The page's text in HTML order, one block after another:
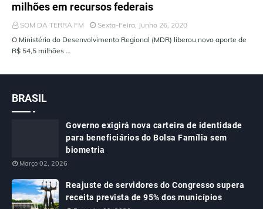
milhões em recursos federais
SOM DA TERRA FM
Sexta-Feira, Junho 26, 2020
O Ministério do Desenvolvimento Regional (MDR) liberou novo aporte de
R$ 54,5 milhões …
BRASIL
Governo exigirá nova carteira de identidade
para beneficiários do Bolsa Família sem
biometria
Março 02, 2026
Reajuste de servidores do Congresso supera
receita prevista de 95% dos municípios